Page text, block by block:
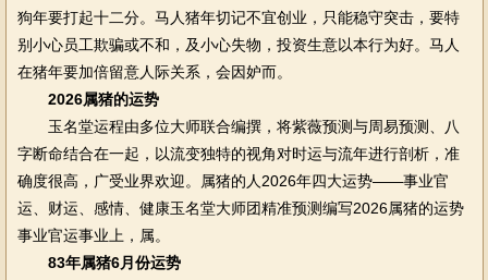
狗年要打起十二分。马人猪年切记不宜创业，只能稳守突击，要特
别小心员工欺骗或不和，及小心失物，投资生意以本行为好。马人
在猪年要加倍留意人际关系，会因妒而。
2026属猪的运势
玉名堂运程由多位大师联合编撰，将紫薇预测与周易预测、八
字断命结合在一起，以流变独特的视角对时运与流年进行剖析，准
确度很高，广受业界欢迎。属猪的人2026年四大运势——事业官
运、财运、感情、健康玉名堂大师团精准预测编写2026属猪的运势
事业官运事业上，属。
83年属猪6月份运势